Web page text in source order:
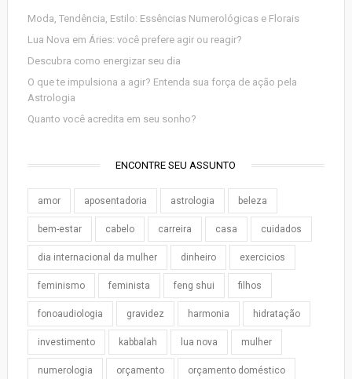
Moda, Tendência, Estilo: Essências Numerológicas e Florais
Lua Nova em Áries: você prefere agir ou reagir?
Descubra como energizar seu dia
O que te impulsiona a agir? Entenda sua força de ação pela
Astrologia
Quanto você acredita em seu sonho?
ENCONTRE SEU ASSUNTO
amor aposentadoria astrologia beleza
bem-estar cabelo carreira casa cuidados
dia internacional da mulher dinheiro exercicios
feminismo feminista feng shui filhos
fonoaudiologia gravidez harmonia hidratação
investimento kabbalah lua nova mulher
numerologia orçamento orçamento doméstico